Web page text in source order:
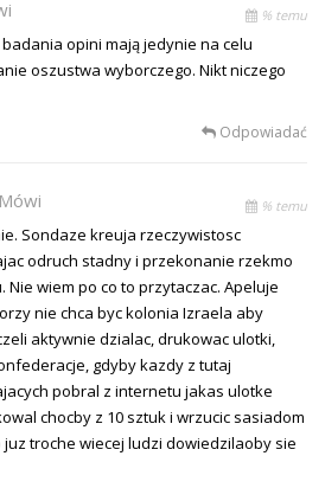
% temu
opini mają jedynie na celu
oszustwa wyborczego. Nikt niczego
Odpowiadać
Mówi % temu
Sondaze kreuja rzeczywistosc
odruch stadny i przekonanie rzekmo
Nie wiem po co to przytaczac. Apeluje
nie chca byc kolonia Izraela aby
aktywnie dzialac, drukowac ulotki,
gdyby kazdy z tutaj
pobral z internetu jakas ulotke
chocby z 10 sztuk i wrzucic sasiadom
troche wiecej ludzi dowiedzilaoby sie